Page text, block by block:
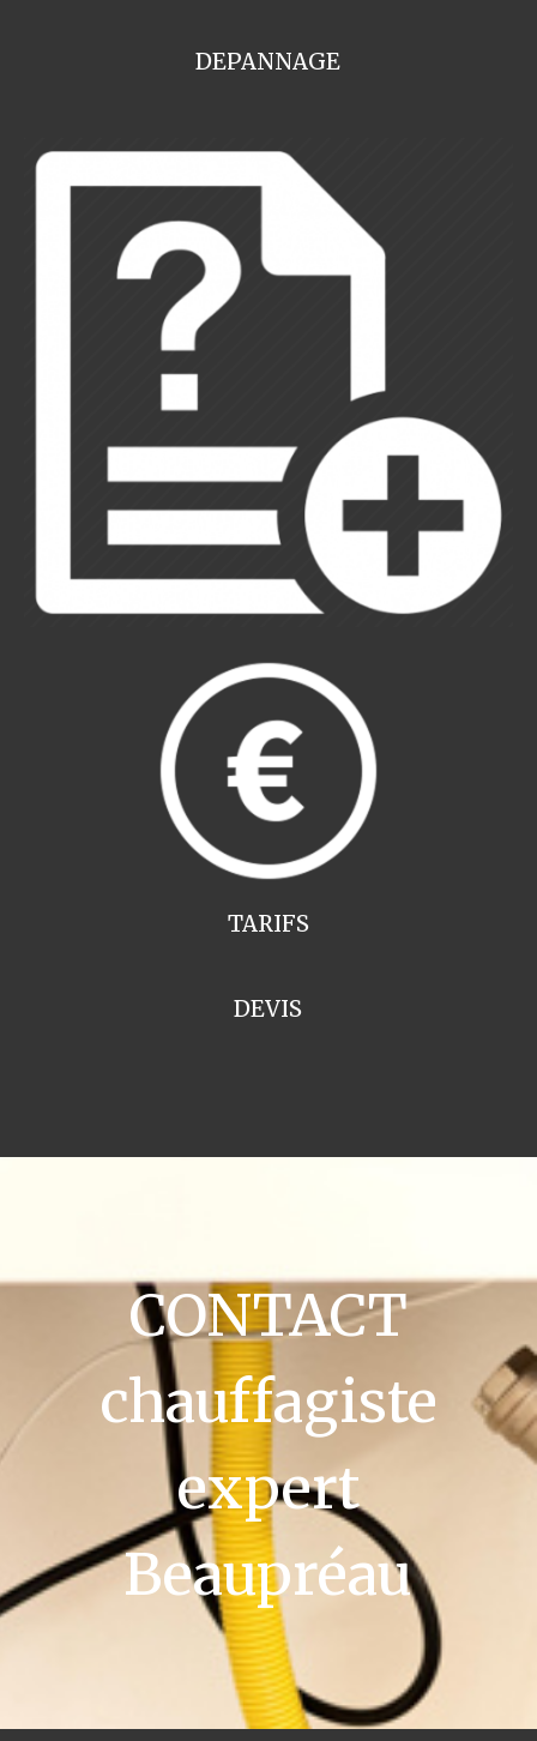
DEPANNAGE
TARIFS
DEVIS
CONTACT
chauffagiste
expert
Beaupréau